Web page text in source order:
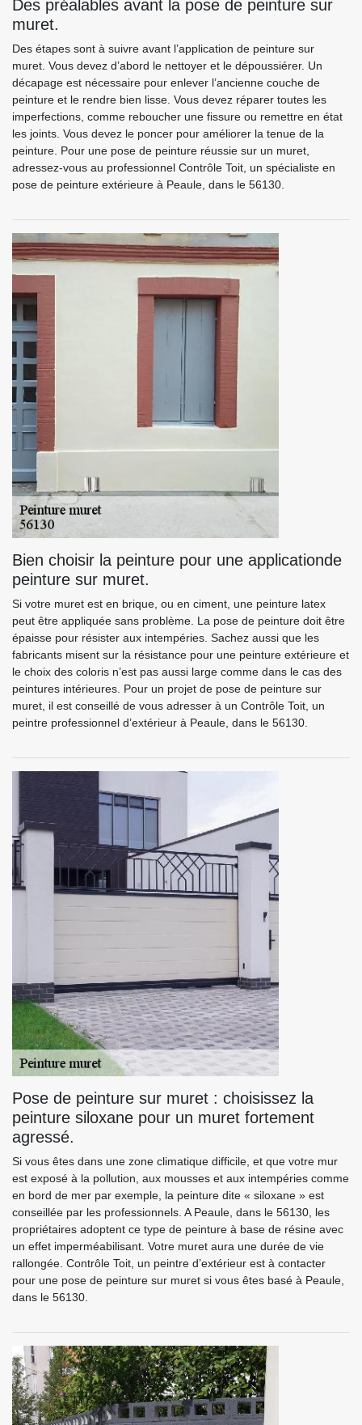
Des préalables avant la pose de peinture sur
muret.
Des étapes sont à suivre avant l’application de peinture sur
muret. Vous devez d’abord le nettoyer et le dépoussiérer. Un
décapage est nécessaire pour enlever l’ancienne couche de
peinture et le rendre bien lisse. Vous devez réparer toutes les
imperfections, comme reboucher une fissure ou remettre en état
les joints. Vous devez le poncer pour améliorer la tenue de la
peinture. Pour une pose de peinture réussie sur un muret,
adressez-vous au professionnel Contrôle Toit, un spécialiste en
pose de peinture extérieure à Peaule, dans le 56130.
Bien choisir la peinture pour une applicationde
peinture sur muret.
Si votre muret est en brique, ou en ciment, une peinture latex
peut être appliquée sans problème. La pose de peinture doit être
épaisse pour résister aux intempéries. Sachez aussi que les
fabricants misent sur la résistance pour une peinture extérieure et
le choix des coloris n’est pas aussi large comme dans le cas des
peintures intérieures. Pour un projet de pose de peinture sur
muret, il est conseillé de vous adresser à un Contrôle Toit, un
peintre professionnel d’extérieur à Peaule, dans le 56130.
Pose de peinture sur muret : choisissez la
peinture siloxane pour un muret fortement
agressé.
Si vous êtes dans une zone climatique difficile, et que votre mur
est exposé à la pollution, aux mousses et aux intempéries comme
en bord de mer par exemple, la peinture dite « siloxane » est
conseillée par les professionnels. A Peaule, dans le 56130, les
propriétaires adoptent ce type de peinture à base de résine avec
un effet imperméabilisant. Votre muret aura une durée de vie
rallongée. Contrôle Toit, un peintre d’extérieur est à contacter
pour une pose de peinture sur muret si vous êtes basé à Peaule,
dans le 56130.